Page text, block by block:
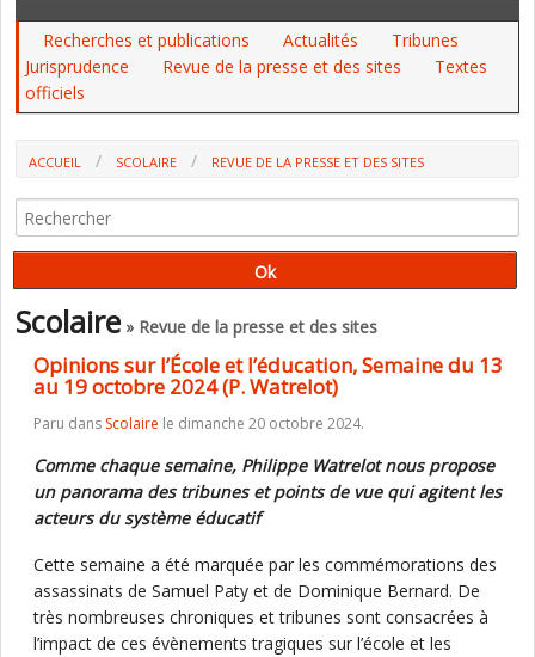
Recherches et publications Actualités
Tribunes
Jurisprudence
Revue de la presse et des sites
Textes
officiels
ACCUEIL SCOLAIRE
REVUE DE LA PRESSE ET DES SITES
OCTOBRE 2024 (P. WATRELOT)
Scolaire» Revue de la presse et des sites
Opinions sur l’École et l’éducation, Semaine du 13
au 19 octobre 2024 (P. Watrelot)
Paru dans Scolaire le dimanche 20 octobre 2024.
Comme chaque semaine, Philippe Watrelot nous propose
un panorama des tribunes et points de vue qui agitent les
acteurs du système éducatif
Cette semaine a été marquée par les commémorations des
assassinats de Samuel Paty et de Dominique Bernard. De
très nombreuses chroniques et tribunes sont consacrées à
l’impact de ces évènements tragiques sur l’école et les